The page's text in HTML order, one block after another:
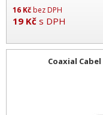
16 Kčbez DPH
19 Kč s DPH
Coaxial Cabel